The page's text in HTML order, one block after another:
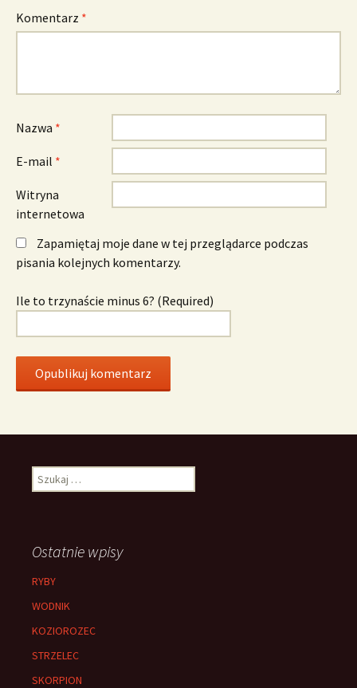
Komentarz *
Nazwa *
E-mail *
Witryna
internetowa
Zapamiętaj moje dane w tej przeglądarce podczas
pisania kolejnych komentarzy.
Ile to trzynaście minus 6? (Required)
Szukaj:
Ostatnie wpisy
RYBY
WODNIK
KOZIOROZEC
STRZELEC
SKORPION